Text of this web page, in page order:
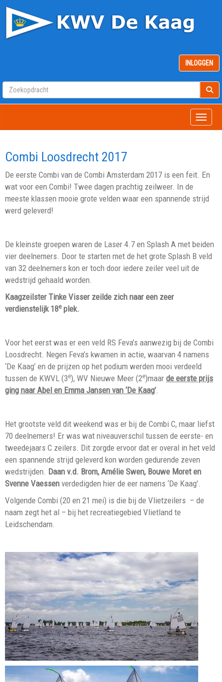
INLOGGEN
Combi Loosdrecht 2017
De eerste Combi van de Combi Amsterdam 2017 is een feit. En
wat voor een Combi! Twee dagen prachtig zeilweer. In de
meeste klassen mooie grote velden waar een spannende strijd
werd geleverd!
De kleinste groepen waren de Laser 4.7 en Splash A met beiden
vier deelnemers. Door te starten met de het grote Splash B veld
van 32 deelnemers kon er toch door iedere zeiler veel uit de
wedstrijd gehaald worden.
Kaagzeilster Tinke Visser zeilde zich naar een zeer
verdienstelijk 18eplek.
Voor het eerst was er een veld RS Feva’s aanwezig bij de Combi
Loosdrecht. Negen Feva’s kwamen in actie, waarvan 4 namens
‘De Kaag’ en de prijzen op het podium werden mooi verdeeld
tussen de KWVL (3e), WV Nieuwe Meer (2e)maar de eerste prijs
ging naar Abel en Emma Jansen van ‘De Kaag’.
Het grootste veld dit weekend was er bij de Combi C, maar liefst
70 deelnemers! Er was wat niveauverschil tussen de eerste- en
tweedejaars C zeilers. Dit zorgde ervoor dat er overal in het veld
een spannende strijd geleverd kon worden gedurende zeven
wedstrijden. Daan v.d. Brom, Amélie Swen, Bouwe Moret en
Svenne Vaessen verdedigden hier de eer namens ‘De Kaag’.
Volgende Combi (20 en 21 mei) is die bij de Vlietzeilers – de
naam zegt het al – bij het recreatiegebied Vlietland te
Leidschendam.